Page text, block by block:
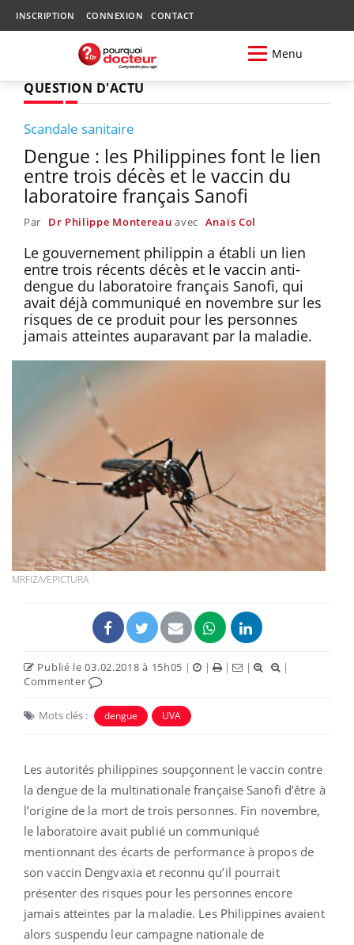
INSCRIPTION CONNEXION CONTACT
Menu
QUESTION D'ACTU
Scandale sanitaire
Dengue : les Philippines font le lien
entre trois décès et le vaccin du
laboratoire français Sanofi
Par Dr Philippe Montereau avec Anaïs Col
Le gouvernement philippin a établi un lien
entre trois récents décès et le vaccin anti-
dengue du laboratoire français Sanofi, qui
avait déjà communiqué en novembre sur les
risques de ce produit pour les personnes
jamais atteintes auparavant par la maladie.
MRFIZA/EPICTURA
Publié le 03.02.2018 à 15h05 | | | |
|
Commenter
Mots clés : dengue UVA
Les autorités philippines soupçonnent le vaccin contre
la dengue de la multinationale française Sanofi d’être à
l’origine de la mort de trois personnes. Fin novembre,
le laboratoire avait publié un communiqué
mentionnant des écarts de performance à propos de
son vaccin Dengvaxia et reconnu qu’il pourrait
présenter des risques pour les personnes encore
jamais atteintes par la maladie. Les Philippines avaient
alors suspendu leur campagne nationale de